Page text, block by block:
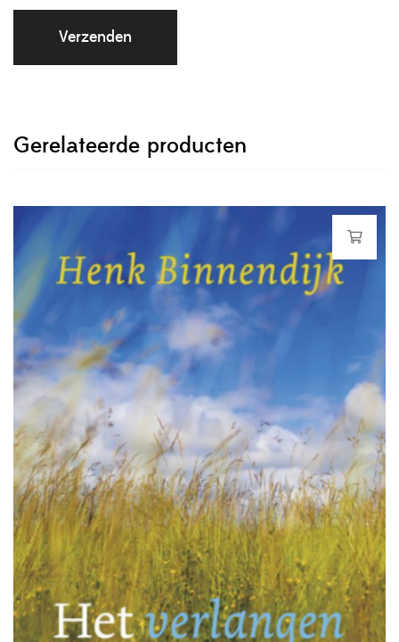
Gerelateerde producten